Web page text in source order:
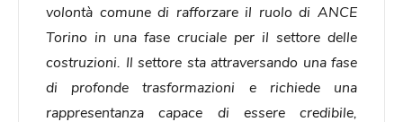
volontà comune di rafforzare il ruolo di ANCE
Torino in una fase cruciale per il settore delle
costruzioni. Il settore sta attraversando una fase
di profonde trasformazioni e richiede una
rappresentanza capace di essere credibile,